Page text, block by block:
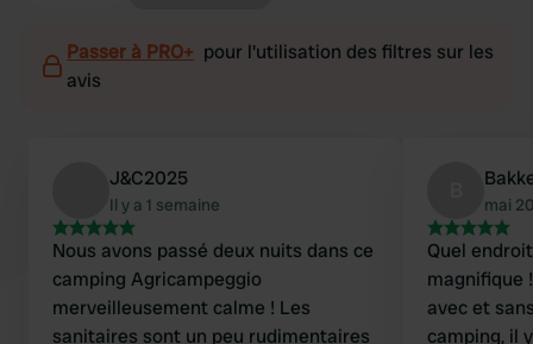
Passer à PRO+ pour l'utilisation des filtres sur les
avis
J&C2025
Il y a 1 semaine
Nous avons passé deux nuits dans ce
camping Agricampeggio
merveilleusement calme ! Les
sanitaires sont un peu rudimentaires
mai
Quel
magnifique
avec et
camping, il